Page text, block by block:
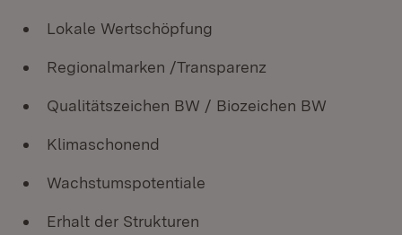
Lokale Wertschöpfung
Regionalmarken /Transparenz
Qualitätszeichen BW / Biozeichen BW
Klimaschonend
Wachstumspotentiale
Erhalt der Strukturen